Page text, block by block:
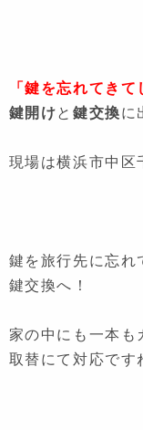
「鍵を忘れてきて
鍵開けと鍵交換に
現場は横浜市中区
鍵を旅行先に忘れ
鍵交換へ！
家の中にも一本も
取替にて対応です